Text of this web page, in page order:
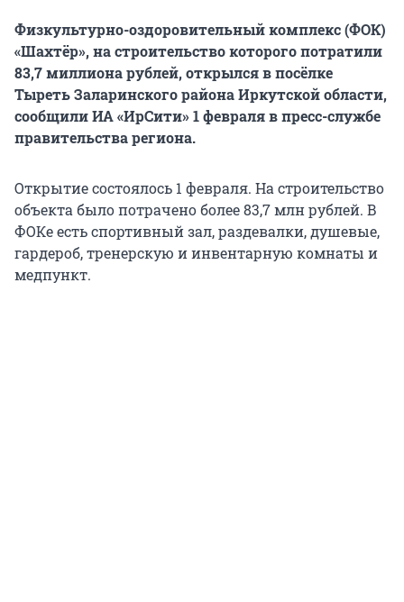
Физкультурно-оздоровительный комплекс (ФОК)
«Шахтёр», на строительство которого потратили
83,7 миллиона рублей, открылся в посёлке
Тыреть Заларинского района Иркутской области,
сообщили ИА «ИрСити» 1 февраля в пресс-службе
правительства региона.
Открытие состоялось 1 февраля. На строительство
объекта было потрачено более 83,7 млн рублей. В
ФОКе есть спортивный зал, раздевалки, душевые,
гардероб, тренерскую и инвентарную комнаты и
медпункт.